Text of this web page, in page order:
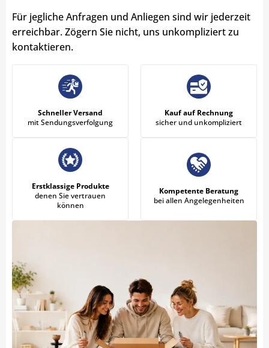
Für jegliche Anfragen und Anliegen sind wir jederzeit
erreichbar. Zögern Sie nicht, uns unkompliziert zu
kontaktieren.
Schneller Versand
mit Sendungsverfolgung
Kauf auf Rechnung
sicher und unkompliziert
Erstklassige Produkte
denen Sie vertrauen
können
Kompetente Beratung
bei allen Angelegenheiten